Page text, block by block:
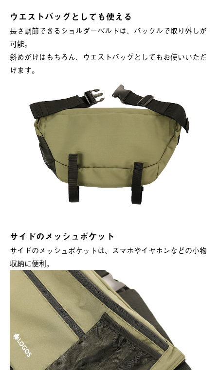
ウエストバッグとしても使える
長さ調節できるショルダーベルトは、バックルで取り外しが
可能。
斜めがけはもちろん、ウエストバッグとしてもお使いいただ
けます。
サイドのメッシュポケット
サイドのメッシュポケットは、スマホやイヤホンなどの小物
収納に便利。